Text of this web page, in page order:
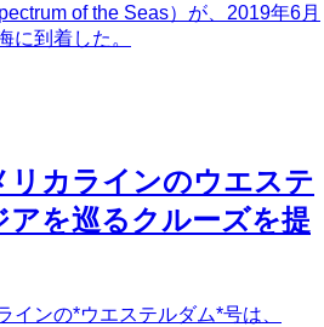
of the Seas）が、2019年6月
に到着した。
リカラインのウエステ
アを巡るクルーズを提
インの*ウエステルダム*号は、